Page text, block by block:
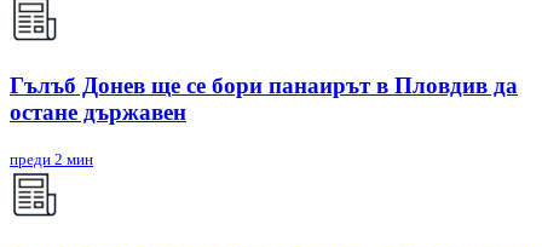
Гълъб Донев ще се бори панаирът в Пловдив да
остане държавен
преди 2 мин